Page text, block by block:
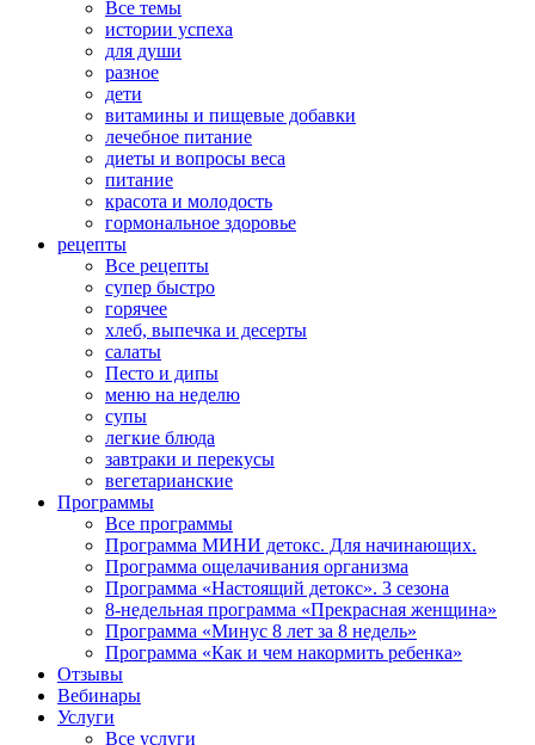
Все темы
истории успеха
для души
разное
дети
витамины и пищевые добавки
лечебное питание
диеты и вопросы веса
питание
красота и молодость
гормональное здоровье
рецепты
Все рецепты
супер быстро
горячее
хлеб, выпечка и десерты
салаты
Песто и дипы
меню на неделю
супы
легкие блюда
завтраки и перекусы
вегетарианские
Программы
Все программы
Программа МИНИ детокс. Для начинающих.
Программа ощелачивания организма
Программа «Настоящий детокс». 3 сезона
8-недельная программа «Прекрасная женщина»
Программа «Минус 8 лет за 8 недель»
Программа «Как и чем накормить ребенка»
Отзывы
Вебинары
Услуги
Все услуги